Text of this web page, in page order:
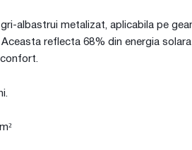
albastrui metalizat, aplicabila pe
reflecta 68% din energia